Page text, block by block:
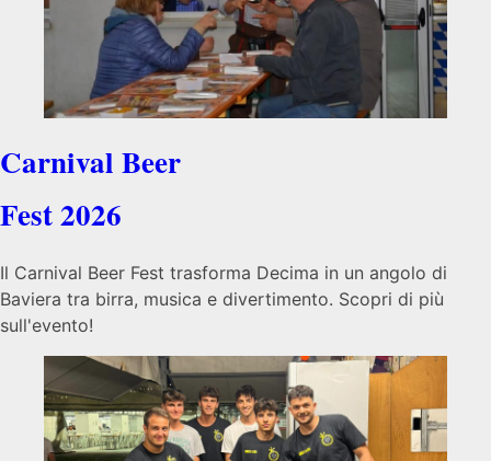
Carnival Beer
Fest 2026
Il Carnival Beer Fest trasforma Decima in un angolo di
Baviera tra birra, musica e divertimento. Scopri di più
sull'evento!